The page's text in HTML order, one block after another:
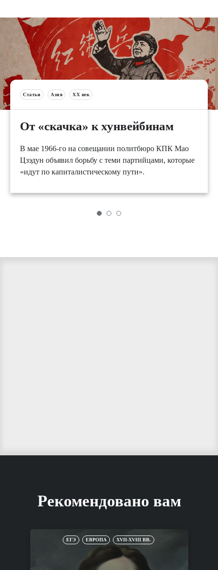
Статьи Азия XX век
От «скачка» к хунвейбинам
В мае 1966-го на совещании политбюро КПК Мао
Цзэдун объявил борьбу с теми партийцами, которые
«идут по капиталистическому пути».
Рекомендовано вам
ЕГЭ ЕВРОПА XVII-XVIII ВВ.